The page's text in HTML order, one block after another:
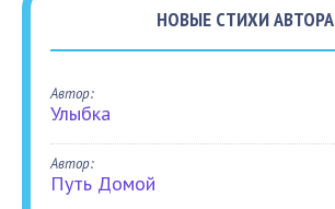
НОВЫЕ СТИХИ АВТОРА
Автор:
Улыбка
Автор:
Путь Домой